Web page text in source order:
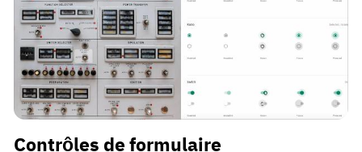
Contrôles de formulaire